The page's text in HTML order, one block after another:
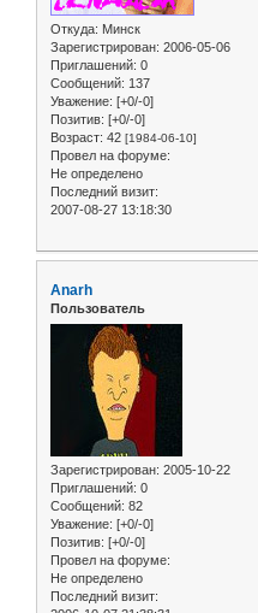
Откуда: Минск
Зарегистрирован: 2006-05-06
Приглашений: 0
Сообщений: 137
Уважение: [+0/-0]
Позитив: [+0/-0]
Возраст: 42 [1984-06-10]
Провел на форуме:
Не определено
Последний визит:
2007-08-27 13:18:30
Anarh
Пользователь
Зарегистрирован: 2005-10-22
Приглашений: 0
Сообщений: 82
Уважение: [+0/-0]
Позитив: [+0/-0]
Провел на форуме:
Не определено
Последний визит: